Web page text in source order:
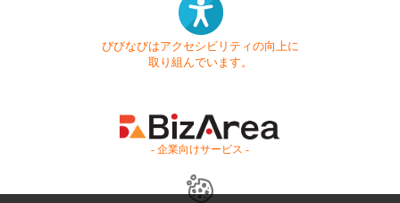
びびなびはアクセシビリティの向上に
取り組んでいます。
- 企業向けサービス -